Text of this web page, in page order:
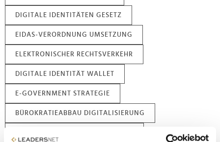
DIGITALE IDENTITÄTEN GESETZ
EIDAS-VERORDNUNG UMSETZUNG
ELEKTRONISCHER RECHTSVERKEHR
DIGITALE IDENTITÄT WALLET
E-GOVERNMENT STRATEGIE
BÜROKRATIEABBAU DIGITALISIERUNG